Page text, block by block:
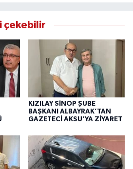
çekebilir
KIZILAY SİNOP ŞUBE
BAŞKANI ALBAYRAK’TAN
GAZETECİ AKSU’YA ZİYARET